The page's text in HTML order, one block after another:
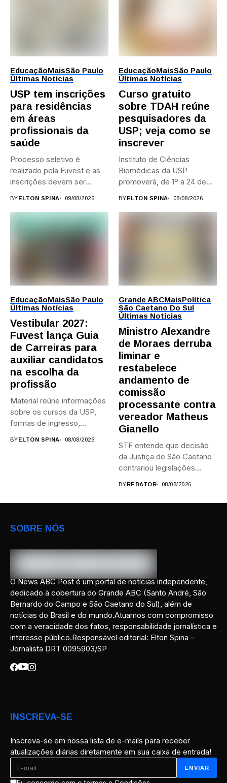
EducaçãoMaisSão Paulo
Últimas Notícias
USP tem inscrições
para residências
em áreas
profissionais da
saúde
Processo seletivo é
realizado pela Fuvest e as
inscrições devem ser
BYELTON SPINA 09/08/2026
EducaçãoMaisSão Paulo
Últimas Notícias
Curso gratuito
sobre TDAH reúne
pesquisadores da
USP; veja como se
inscrever
Instituto de Ciências
Biomédicas da USP
promoverá, de 1º a 24 de...
BYELTON SPINA 08/08/2026
EducaçãoMaisSão Paulo
Últimas Notícias
Vestibular 2027:
Fuvest lança Guia
de Carreiras para
auxiliar candidatos
na escolha da
profissão
Material reúne informações
sobre os cursos da USP,
formas de ingresso,
BYELTON SPINA 08/08/2026
Grande ABCMaisPolítica
São Caetano Do Sul
Últimas Notícias
Ministro Alexandre
de Moraes derruba
liminar e
restabelece
andamento de
comissão
processante contra
vereador Matheus
Gianello
STF entende que decisão
da Justiça de São Caetano
contrariou legislações
BYREDATOR 08/08/2026
SOBRE NÓS
O News ABC Post é um portal de notícias independente,
dedicado à cobertura do Grande ABC (Santo André, São
Bernardo do Campo e São Caetano do Sul), além de
notícias do Brasil e do mundo.Atuamos com compromisso
com a veracidade dos fatos, responsabilidade jornalística e
interesse público.Responsável editorial: Elton Spina –
Jornalista DRT 0095903/SP
INSCREVA-SE
Inscreva-se em nossa lista de e-mails para receber
atualizações diárias diretamente em sua caixa de entrada!